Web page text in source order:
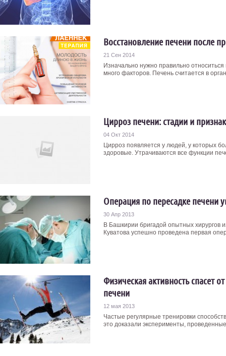
Восстановление печени после
21 Сен 2014
Изначально нужно правильно
много факторов. Печень считается в
Цирроз печени: стадии и
04 Окт 2014
Цирроз появляется у людей, у которых
здоровые. Утрачиваются все функции
Операция по пересадке печени
30 Апр 2013
В Башкирии бригадой опытных хирургов
Куватова успешно проведена первая
Физическая активность спасет
печени
12 мая 2013
Частые регулярные тренировки
это доказали эксперименты,